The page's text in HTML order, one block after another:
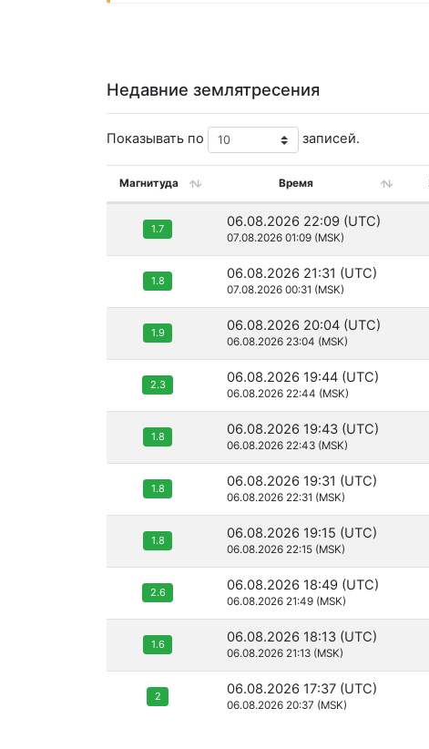
Недавние землятресения
Показывать по записей.
Магнитуда Время
1.7 06.08.2026 22:09 (UTC)
07.08.2026 01:09 (MSK)
1.8 06.08.2026 21:31 (UTC)
07.08.2026 00:31 (MSK)
1.9 06.08.2026 20:04 (UTC)
06.08.2026 23:04 (MSK)
2.3 06.08.2026 19:44 (UTC)
06.08.2026 22:44 (MSK)
1.8 06.08.2026 19:43 (UTC)
06.08.2026 22:43 (MSK)
1.8 06.08.2026 19:31 (UTC)
06.08.2026 22:31 (MSK)
1.8 06.08.2026 19:15 (UTC)
06.08.2026 22:15 (MSK)
2.6 06.08.2026 18:49 (UTC)
06.08.2026 21:49 (MSK)
1.6 06.08.2026 18:13 (UTC)
06.08.2026 21:13 (MSK)
2 06.08.2026 17:37 (UTC)
06.08.2026 20:37 (MSK)